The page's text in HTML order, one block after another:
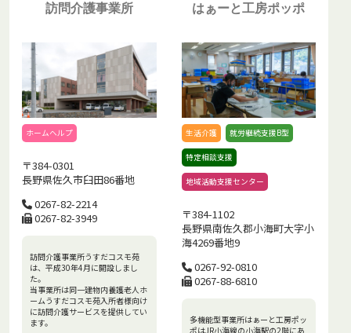
訪問介護事業所
ホームヘルプ
〒384-0301
長野県佐久市臼田86番地
0267-82-2214
0267-82-3949
訪問介護事業所うすだコスモ苑
は、平成30年4月に開設しまし
た。
当事業所は同一建物内養護老人ホ
ームうすだコスモ苑入所者様向け
に訪問介護サービスを提供してい
ます。
はぁーと工房ポッポ
生活介護 就労継続支援B型
特定相談支援
地域活動支援センター
〒384-1102
長野県南佐久郡小海町大字小
海4269番地9
0267-92-0810
0267-88-6810
多機能型事業所はぁーと工房ポッ
ポはJR小海線の小海駅の2階にあ